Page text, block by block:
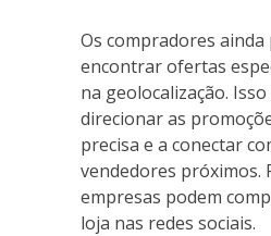
Os compradores ainda
encontrar ofertas
na geolocalização. Isso
direcionar as
precisa e a conectar
vendedores próximos.
empresas podem
loja nas redes sociais.